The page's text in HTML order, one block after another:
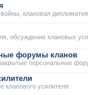
клановая
обсуждение клановых
форумы кланов
персональные
кланового усилителя.